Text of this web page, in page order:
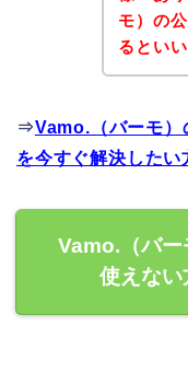
モ）の
るとい
⇒Vamo.（バーモ）
を今すぐ解決したい
Vamo.（バー
使えない